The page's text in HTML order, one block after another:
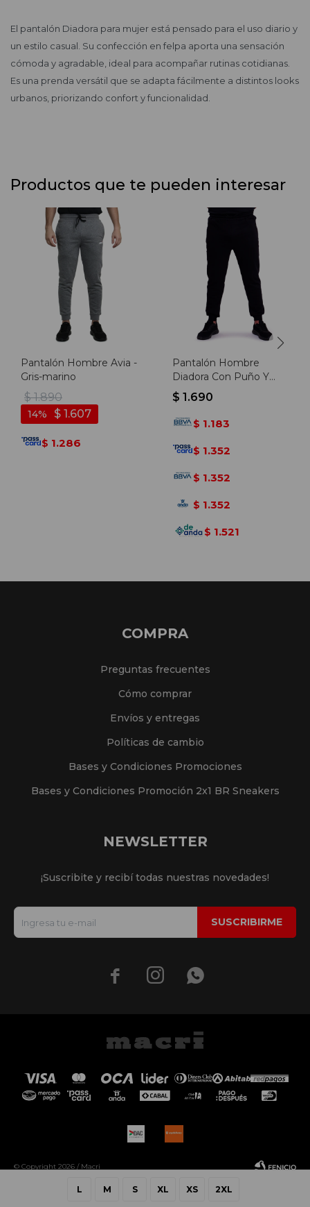
L M S XL XS 2XL
El pantalón Diadora para mujer está pensado para el uso diario y
un estilo casual. Su confección en felpa aporta una sensación
cómoda y agradable, ideal para acompañar rutinas cotidianas.
Es una prenda versátil que se adapta fácilmente a distintos looks
urbanos, priorizando confort y funcionalidad.
Productos que te pueden interesar
Pantalón Hombre Avia -
Gris-marino
$ 1.890
$ 1.607
14
$ 1.286
Pantalón Hombre
Diadora Con Puño Y
Felpa - Negro
$ 1.690
$ 1.183
$ 1.352
$ 1.352
$ 1.352
$ 1.521
COMPRA
Preguntas frecuentes
Cómo comprar
Envíos y entregas
Políticas de cambio
Bases y Condiciones Promociones
Bases y Condiciones Promoción 2x1 BR Sneakers
NEWSLETTER
¡Suscribite y recibí todas nuestras novedades!
SUSCRIBIRME
  
© Copyright 2026 / Macri